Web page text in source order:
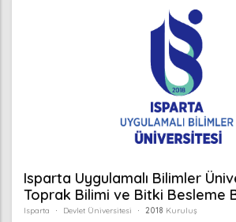
Isparta Uygulamalı Bilimler
Toprak Bilimi ve Bitki Besleme
Isparta Devlet Üniversitesi 2018 Kuruluş